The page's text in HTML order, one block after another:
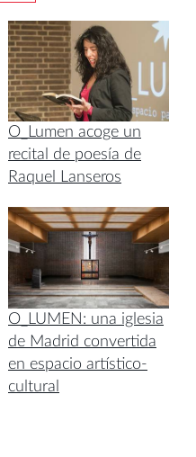
O_Lumen acoge un
recital de poesía de
Raquel Lanseros
O_LUMEN: una iglesia
de Madrid convertida
en espacio artístico-
cultural